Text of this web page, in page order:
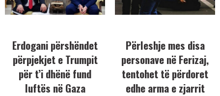
Erdogani përshëndet
përpjekjet e Trumpit
për t’i dhënë fund
luftës në Gaza
Përleshje mes disa
personave në Ferizaj,
tentohet të përdoret
edhe arma e zjarrit